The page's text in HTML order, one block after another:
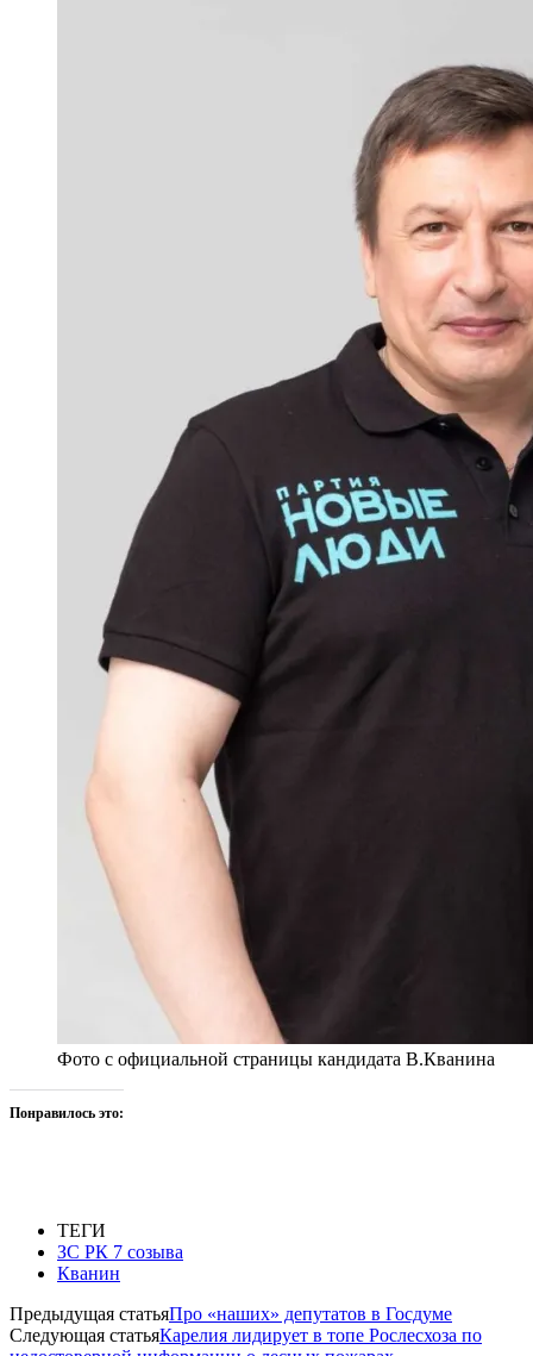
Фото с официальной страницы кандидата В.Кванина
Понравилось это:
ТЕГИ
ЗС РК 7 созыва
Кванин
Предыдущая статьяПро «наших» депутатов в Госдуме
Следующая статьяКарелия лидирует в топе Рослесхоза по